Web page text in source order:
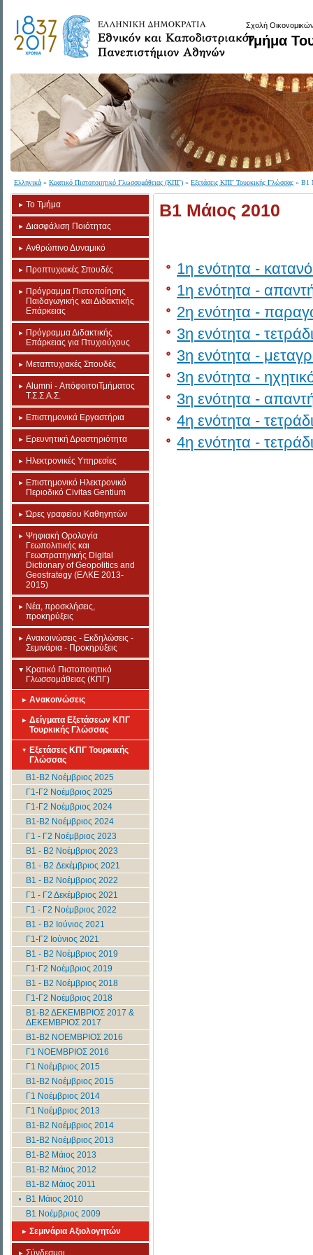
Σχολή
Τμήμα
Ελληνικά » Κρατικό Πιστοποιητικό Γλωσσομάθειας (ΚΠΓ) » Εξετάσεις ΚΠΓ Τουρκικής Γλώσσας » Β1
Το Τμήμα
Διασφάλιση Ποιότητας
Ανθρώπινο Δυναμικό
Προπτυχιακές Σπουδές
Πρόγραμμα Πιστοποίησης
Παιδαγωγικής και Διδακτικής
Επάρκειας
Πρόγραμμα Διδακτικής
Επάρκειας για Πτυχιούχους
Μεταπτυχιακές Σπουδές
Alumni - ΑπόφοιτοιΤμήματος
Τ.Σ.Σ.Α.Σ.
Επιστημονικά Εργαστήρια
Eρευνητική Δραστηριότητα
Ηλεκτρονικές Υπηρεσίες
Επιστημονικό Ηλεκτρονικό
Περιοδικό Civitas Gentium
Ώρες γραφείου Καθηγητών
Ψηφιακή Ορολογία
Γεωπολιτικής και
Γεωστρατηγικής Digital
Dictionary of Geopolitics and
Geostrategy (ΕΛΚΕ 2013-
2015)
Νέα, προσκλήσεις,
προκηρύξεις
Ανακοινώσεις - Εκδηλώσεις -
Σεμινάρια - Προκηρύξεις
Κρατικό Πιστοποιητικό
Γλωσσομάθειας (ΚΠΓ)
Ανακοινώσεις
Δείγματα Εξετάσεων ΚΠΓ
Τουρκικής Γλώσσας
Εξετάσεις ΚΠΓ Τουρκικής
Γλώσσας
Β1-Β2 Νοέμβριος 2025
Γ1-Γ2 Νοέμβριος 2025
Γ1-Γ2 Νοέμβριος 2024
Β1-Β2 Νοέμβριος 2024
Γ1 - Γ2 Νοέμβριος 2023
B1 - B2 Νοέμβριος 2023
B1 - B2 Δεκέμβριος 2021
B1 - B2 Νοέμβριος 2022
Γ1 - Γ2 Δεκέμβριος 2021
Γ1 - Γ2 Νοέμβριος 2022
B1 - B2 Ιούνιος 2021
Γ1-Γ2 Ιούνιος 2021
B1 - B2 Νοέμβριος 2019
Γ1-Γ2 Νοέμβριος 2019
B1 - B2 Νοέμβριος 2018
Γ1-Γ2 Νοέμβριος 2018
Β1-Β2 ΔΕΚΕΜΒΡΙΟΣ 2017 &
ΔΕΚΕΜΒΡΙΟΣ 2017
Β1-Β2 ΝΟΕΜΒΡΙΟΣ 2016
Γ1 ΝΟΕΜΒΡΙΟΣ 2016
Γ1 Νοέμβριος 2015
Β1-Β2 Νοέμβριος 2015
Γ1 Νοέμβριος 2014
Γ1 Νοέμβριος 2013
B1-B2 Νοέμβριος 2014
B1-B2 Νοέμβριος 2013
Β1-Β2 Μάιος 2013
Β1-Β2 Μάιος 2012
Β1-Β2 Μάιος 2011
Β1 Μάιος 2010
Β1 Νοέμβριος 2009
Σεμινάρια Αξιολογητών
Σύνδεσμοι
Β1 Μάιος 2010
1η ενότητα -
1η ενότητα -
2η ενότητα -
3η ενότητα -
3η ενότητα -
3η ενότητα -
3η ενότητα -
4η ενότητα -
4η ενότητα -